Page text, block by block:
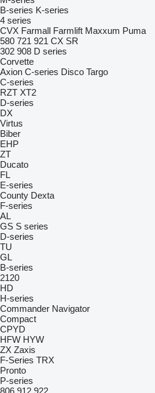
B-series K-series
4 series
CVX Farmall Farmlift Maxxum Puma
580 721 921 CX SR
302 908 D series
Corvette
Axion C-series Disco Targo
C-series
RZT XT2
D-series
DX
Virtus
Biber
EHP
ZT
Ducato
FL
E-series
County Dexta
F-series
AL
GS S series
D-series
TU
GL
B-series
2120
HD
H-series
Commander Navigator
Compact
CPYD
HFW HYW
ZX Zaxis
F-Series TRX
Pronto
P-series
806 912 922